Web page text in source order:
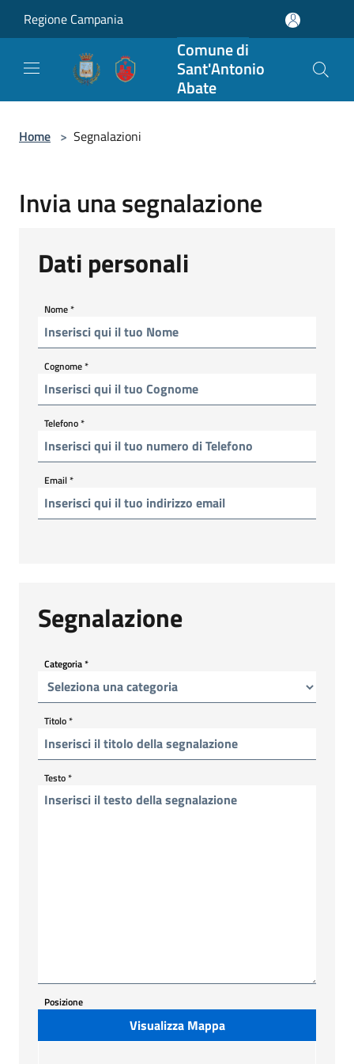
Regione Campania
Comune di
Sant'Antonio
Abate
Home > Segnalazioni
Invia una segnalazione
Dati personali
Nome*
Cognome*
Telefono*
Email*
Segnalazione
Categoria*
Titolo*
Testo*
Posizione
Visualizza Mappa